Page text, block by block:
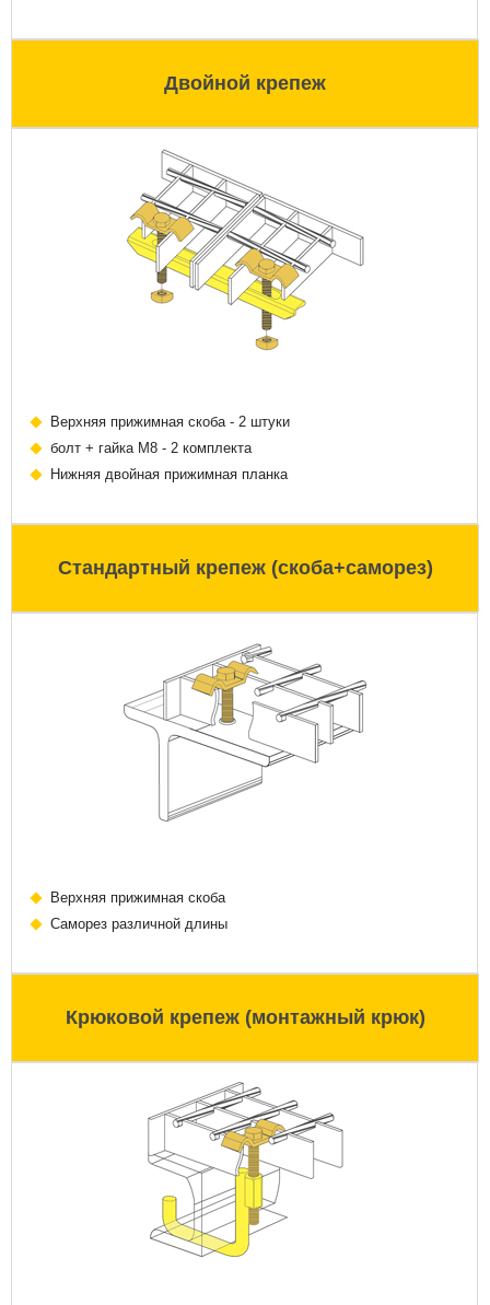
Двойной крепеж
Верхняя прижимная скоба - 2 штуки
болт + гайка М8 - 2 комплекта
Нижняя двойная прижимная планка
Стандартный крепеж (скоба+саморез)
Верхняя прижимная скоба
Саморез различной длины
Крюковой крепеж (монтажный крюк)